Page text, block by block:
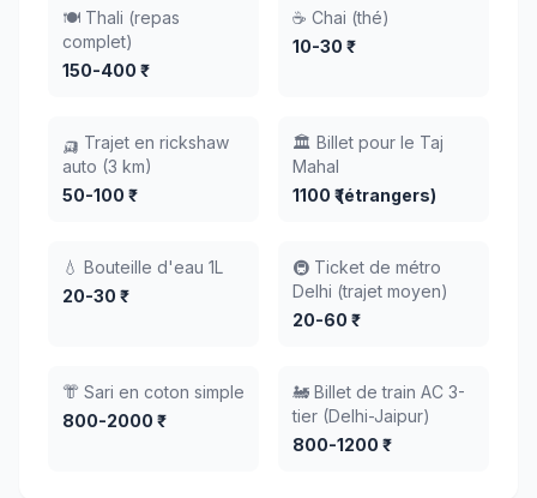
🍽️ Thali (repas
complet)
150-400 ₹
☕ Chai (thé)
10-30 ₹
🛺 Trajet en rickshaw
auto (3 km)
50-100 ₹
🏛️ Billet pour le Taj
Mahal
1100 ₹ (étrangers)
💧 Bouteille d'eau 1L
20-30 ₹
🚇 Ticket de métro
Delhi (trajet moyen)
20-60 ₹
👘 Sari en coton simple
800-2000 ₹
🚂 Billet de train AC 3-
tier (Delhi-Jaipur)
800-1200 ₹